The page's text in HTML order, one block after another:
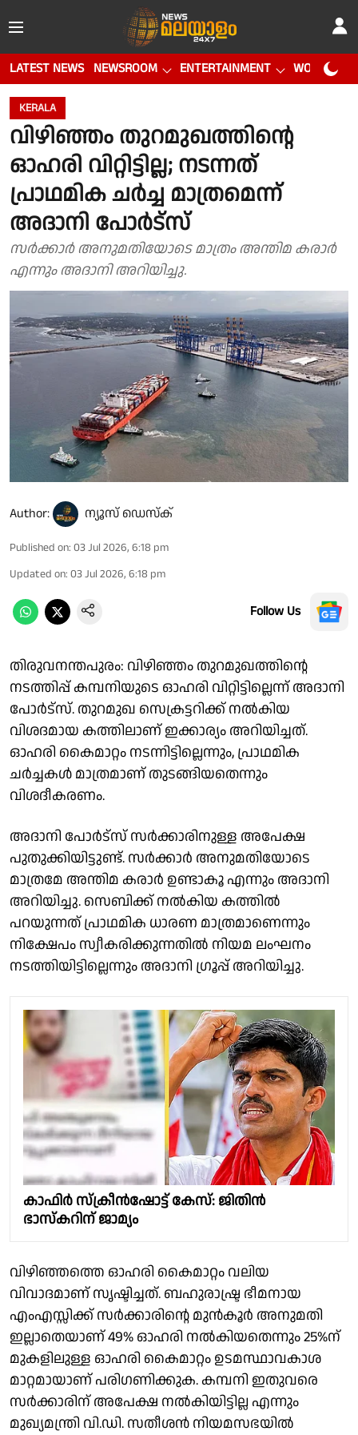
LATEST NEWS NEWSROOM ENTERTAINMENT WORLD CUP
KERALA
വിഴിഞ്ഞം തുറമുഖത്തിന്റെ
ഓഹരി വിറ്റിട്ടില്ല; നടന്നത്
പ്രാഥമിക ചര്‍ച്ച മാത്രമെന്ന്
അദാനി പോര്‍ട്‌സ്
സര്‍ക്കാര്‍ അനുമതിയോടെ മാത്രം അന്തിമ കരാര്‍
എന്നും അദാനി അറിയിച്ചു.
Author: ന്യൂസ് ഡെസ്ക്
Published on: 03 Jul 2026, 6:18 pm
Updated on: 03 Jul 2026, 6:18 pm
Follow Us
തിരുവനന്തപുരം: വിഴിഞ്ഞം തുറമുഖത്തിന്റെ
നടത്തിപ്പ് കമ്പനിയുടെ ഓഹരി വിറ്റിട്ടില്ലെന്ന് അദാനി
പോര്‍ട്‌സ്. തുറമുഖ സെക്രട്ടറിക്ക് നല്‍കിയ
വിശദമായ കത്തിലാണ് ഇക്കാര്യം അറിയിച്ചത്.
ഓഹരി കൈമാറ്റം നടന്നിട്ടില്ലെന്നും, പ്രാഥമിക
ചര്‍ച്ചകള്‍ മാത്രമാണ് തുടങ്ങിയതെന്നും
വിശദീകരണം.
അദാനി പോർട്സ് സര്‍ക്കാരിനുള്ള അപേക്ഷ
പുതുക്കിയിട്ടുണ്ട്. സര്‍ക്കാര്‍ അനുമതിയോടെ
മാത്രമേ അന്തിമ കരാര്‍ ഉണ്ടാകൂ എന്നും അദാനി
അറിയിച്ചു. സെബിക്ക് നല്‍കിയ കത്തില്‍
പറയുന്നത് പ്രാഥമിക ധാരണ മാത്രമാണെന്നും
നിക്ഷേപം സ്വീകരിക്കുന്നതില്‍ നിയമ ലംഘനം
നടത്തിയിട്ടില്ലെന്നും അദാനി ഗ്രൂപ്പ് അറിയിച്ചു.
കാഫിർ സ്ക്രീൻഷോട്ട് കേസ്: ജിതിൻ
ഭാസ്കറിന് ജാമ്യം
വിഴിഞ്ഞത്തെ ഓഹരി കൈമാറ്റം വലിയ
വിവാദമാണ് സൃഷ്ടിച്ചത്. ബഹുരാഷ്ട്ര ഭീമനായ
എംഎസ്സിക്ക് സര്‍ക്കാരിന്റെ മുന്‍കൂര്‍ അനുമതി
ഇല്ലാതെയാണ് 49% ഓഹരി നല്‍കിയതെന്നും 25%ന്
മുകളിലുള്ള ഓഹരി കൈമാറ്റം ഉടമസ്ഥാവകാശ
മാറ്റമായാണ് പരിഗണിക്കുക. കമ്പനി ഇതുവരെ
സര്‍ക്കാരിന് അപേക്ഷ നല്‍കിയിട്ടില്ല എന്നും
മുഖ്യമന്ത്രി വി.ഡി. സതീശന്‍ നിയമസഭയില്‍